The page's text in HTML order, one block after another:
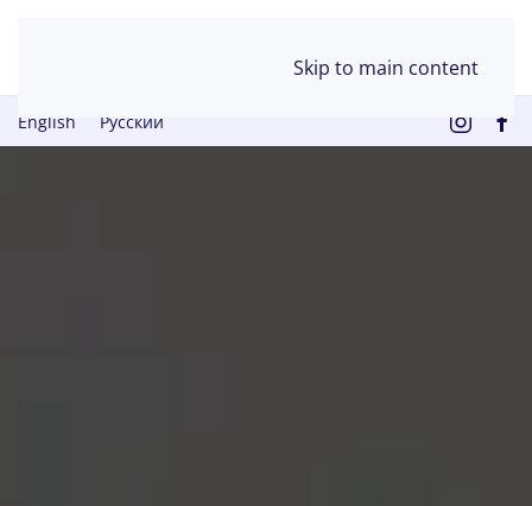
Skip to main content
Русский
English